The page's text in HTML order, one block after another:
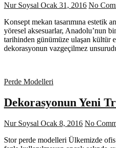
Nur Soysal Ocak 31, 2016 No
Konsept mekan tasarımına estetik
yöresel aksesuarlar, Anadolu’nun
tarihinden günümüze ulaşan kültür
dekorasyonun vazgeçilmez
Perde Modelleri
Dekorasyonun Yeni
Nur Soysal Ocak 8, 2016 No
Stor perde modelleri Ülkemizde